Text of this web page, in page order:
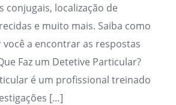
conjugais, localização de
e muito mais. Saiba como
a encontrar as respostas
Faz um Detetive Particular?
é um profissional treinado
[…]